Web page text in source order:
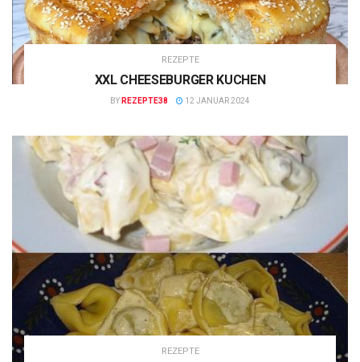
REZEPTE
XXL CHEESEBURGER KUCHEN
BY REZEPTE38 12 JANUAR 2024
REZEPTE